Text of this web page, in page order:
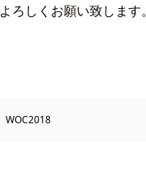
ろしくお願い致します。
WOC2018